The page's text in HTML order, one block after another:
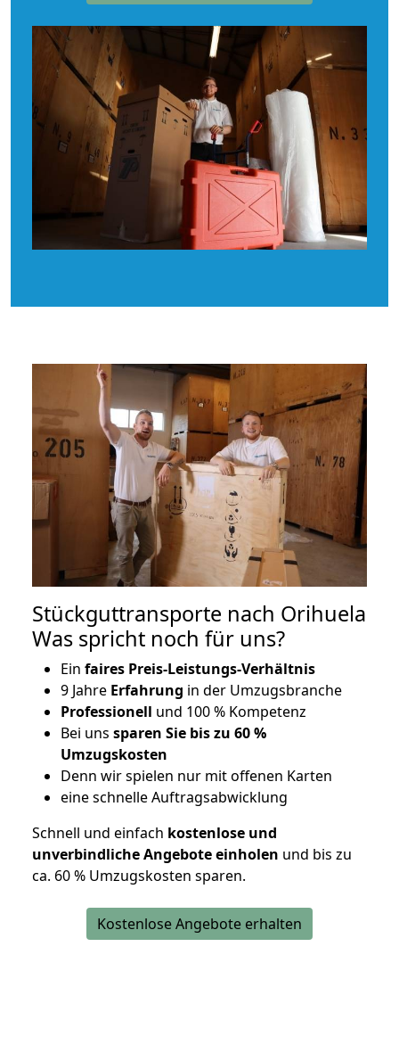
Stückguttransporte nach Orihuela
Was spricht noch für uns?
Ein faires Preis-Leistungs-Verhältnis
9 Jahre Erfahrung in der Umzugsbranche
Professionell und 100 % Kompetenz
Bei uns sparen Sie bis zu 60 %
Umzugskosten
Denn wir spielen nur mit offenen Karten
eine schnelle Auftragsabwicklung
Schnell und einfach kostenlose und
unverbindliche Angebote einholen und bis zu
ca. 60 % Umzugskosten sparen.
Kostenlose Angebote erhalten